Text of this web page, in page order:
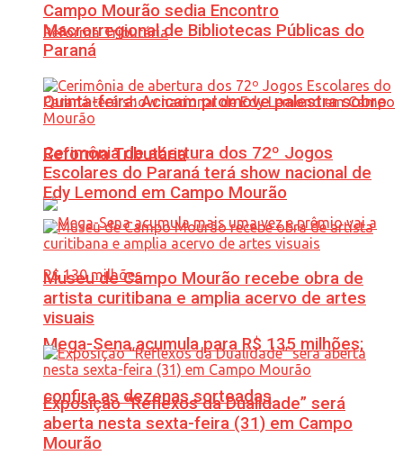
Quinta-feira: Acicam promove palestra sobre
Reforma Tributária
Mega-Sena acumula para R$ 135 milhões;
confira as dezenas sorteadas
Campo Mourão sedia Encontro
Macrorregional de Bibliotecas Públicas do
Paraná
Cerimônia de abertura dos 72º Jogos
Escolares do Paraná terá show nacional de
Edy Lemond em Campo Mourão
Museu de Campo Mourão recebe obra de
artista curitibana e amplia acervo de artes
visuais
Exposição “Reflexos da Dualidade” será
aberta nesta sexta-feira (31) em Campo
Mourão